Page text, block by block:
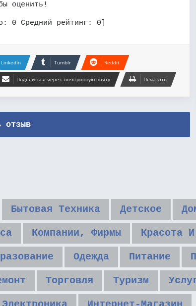
оценить!
0 Средний рейтинг: 0
LinkedIn Tumblr Reddit
Поделиться через электронную почту Печатать
отзыв
Бытовая Техника Детское
Компании, Фирмы Красота
Одежда Питание
Торговля Туризм